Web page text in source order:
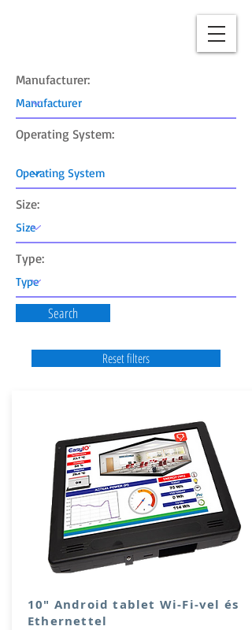
Manufacturer:
Operating System:
Size:
Type:
Search
Reset filters
10″ Android tablet Wi-Fi-vel és
Ethernettel